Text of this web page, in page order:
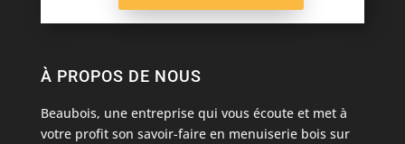
À PROPOS DE NOUS
Beaubois, une entreprise qui vous écoute et met à
votre profit son savoir-faire en menuiserie bois sur